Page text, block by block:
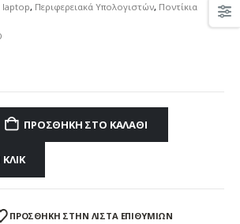
laptop, Περιφερειακά Υπολογιστών, Ποντίκια
ΠΡΟΣΘΉΚΗ ΣΤΟ ΚΑΛΆΘΙ
ΠΡΌΣΘΉΚΗ ΣΤΗΝ ΛΊΣΤΑ ΕΠΙΘΥΜΙΏΝ